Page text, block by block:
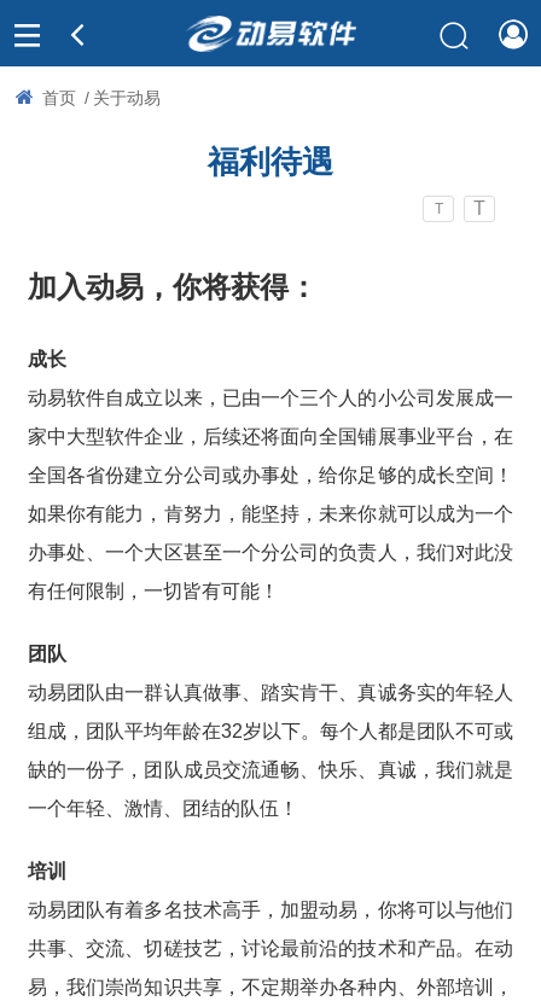
首页 / 关于动易
福利待遇
T T
加入动易，你将获得：
成长
动易软件自成立以来，已由一个三个人的小公司发展成一
家中大型软件企业，后续还将面向全国铺展事业平台，在
全国各省份建立分公司或办事处，给你足够的成长空间！
如果你有能力，肯努力，能坚持，未来你就可以成为一个
办事处、一个大区甚至一个分公司的负责人，我们对此没
有任何限制，一切皆有可能！
团队
动易团队由一群认真做事、踏实肯干、真诚务实的年轻人
组成，团队平均年龄在32岁以下。每个人都是团队不可或
缺的一份子，团队成员交流通畅、快乐、真诚，我们就是
一个年轻、激情、团结的队伍！
培训
动易团队有着多名技术高手，加盟动易，你将可以与他们
共事、交流、切磋技艺，讨论最前沿的技术和产品。在动
易，我们崇尚知识共享，不定期举办各种内、外部培训，